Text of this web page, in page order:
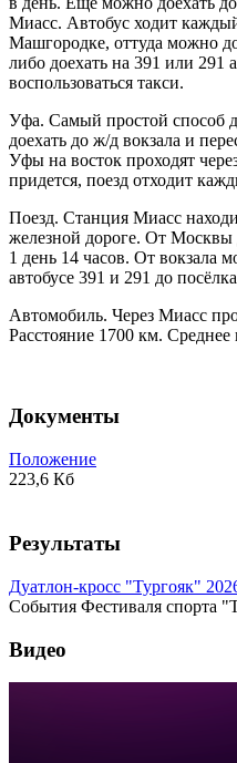
Миасс. Автобус ходит
Машгородке, оттуда можно
либо доехать на 391 или 291
воспользоваться такси.
Уфа. Самый простой способ
доехать до ж/д вокзала и
Уфы на восток проходят
придется, поезд отходит
Поезд. Станция Миасс
железной дороге. От Москвы
1 день 14 часов. От вокзала
автобусе 391 и 291 до
Автомобиль. Через Миасс
Расстояние 1700 км. Среднее
Документы
Положение
223,6 Кб
Результаты
Дуатлон-кросс "Тургояк"
События Фестиваля спорта
Видео